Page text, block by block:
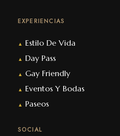
EXPERIENCIAS
▲ Estilo De Vida
▲ Day Pass
▲ Gay Friendly
▲ Eventos Y Bodas
▲ Paseos
SOCIAL